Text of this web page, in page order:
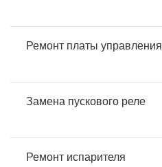
Ремонт платы управления
Замена пускового реле
Ремонт испарителя